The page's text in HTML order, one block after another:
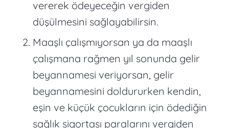
vererek ödeyeceğin vergiden
düşülmesini sağlayabilirsin.
Maaşlı çalışmıyorsan ya da maaşlı
çalışmana rağmen yıl sonunda gelir
beyannamesi veriyorsan, gelir
beyannamesini doldururken kendin,
eşin ve küçük çocukların için ödediğin
sağlık sigortası paralarını vergiden